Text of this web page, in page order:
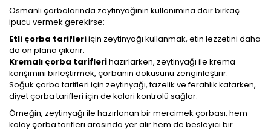
Osmanlı çorbalarında zeytinyağının kullanımına dair birkaç
ipucu vermek gerekirse:
Etli çorba tarifleriiçin zeytinyağı kullanmak, etin lezzetini daha
da ön plana çıkarır.
Kremalı çorba tariflerihazırlarken, zeytinyağı ile krema
karışımını birleştirmek, çorbanın dokusunu zenginleştirir.
Soğuk çorba tarifleri için zeytinyağı, tazelik ve ferahlık katarken,
diyet çorba tarifleri için de kalori kontrolü sağlar.
Örneğin, zeytinyağı ile hazırlanan bir mercimek çorbası, hem
kolay çorba tarifleri arasında yer alır hem de besleyici bir